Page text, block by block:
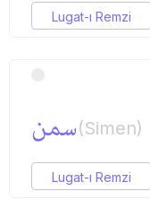
Lugat-ı Remzi
سمن(Simen)
Lugat-ı Remzi